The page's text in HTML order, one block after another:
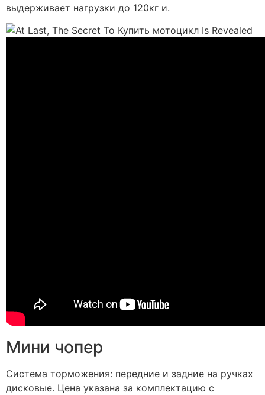
выдерживает нагрузки до 120кг и.
Мини чопер
Система торможения: передние и задние на ручках
дисковые. Цена указана за комплектацию с